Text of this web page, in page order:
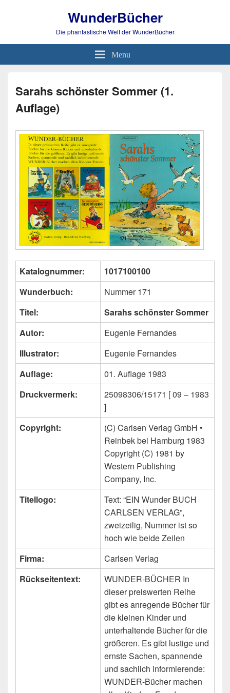
WunderBücher
Die phantastische Welt der WunderBücher
Menu
Sarahs schönster Sommer (1.
Auflage)
Katalognummer:
1017100100
Wunderbuch:
Nummer 171
Titel:
Sarahs schönster Sommer
Autor:
Eugenie Fernandes
Illustrator:
Eugenie Fernandes
Auflage:
01. Auflage 1983
Druckvermerk:
25098306/15171 [ 09 – 1983
]
Copyright:
(C) Carlsen Verlag GmbH •
Reinbek bei Hamburg 1983
Copyright (C) 1981 by
Western Publishing
Company, Inc.
Titellogo:
Text: “EIN Wunder BUCH
CARLSEN VERLAG”,
zweizeilig, Nummer ist so
hoch wie beide Zeilen
Firma:
Carlsen Verlag
Rückseitentext:
WUNDER-BÜCHER In
dieser preiswerten Reihe
gibt es anregende Bücher für
die kleinen Kinder und
unterhaltende Bücher für die
größeren. Es gibt lustige und
ernste Sachen, spannende
und sachlich informierende:
WUNDER-Bücher machen